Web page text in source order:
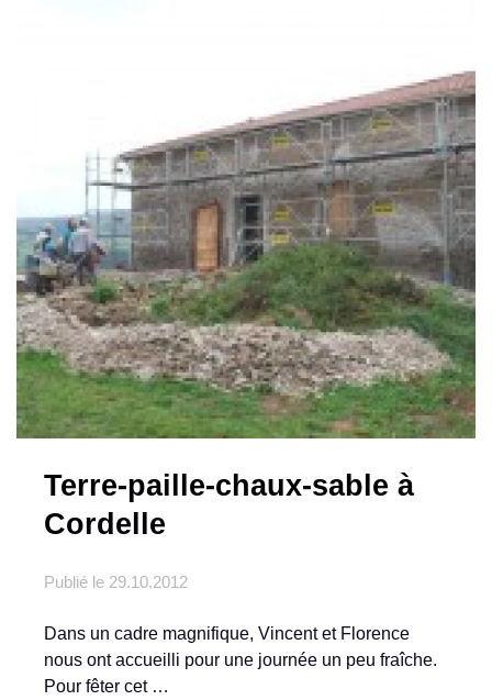
Terre-paille-chaux-sable à
Cordelle
Publié le 29.10.2012
Dans un cadre magnifique, Vincent et Florence
nous ont accueilli pour une journée un peu fraîche.
Pour fêter cet …